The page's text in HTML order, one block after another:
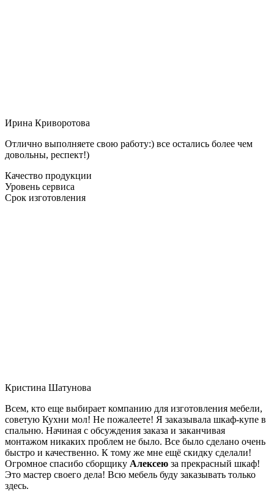
Ирина Криворотова
Отлично выполняете свою работу:) все остались более чем
довольны, респект!)
Качество продукции
Уровень сервиса
Срок изготовления
Кристина Шатунова
Всем, кто еще выбирает компанию для изготовления мебели,
советую Кухни мол! Не пожалеете! Я заказывала шкаф-купе в
спальню. Начиная с обсуждения заказа и заканчивая
монтажом никаких проблем не было. Все было сделано очень
быстро и качественно. К тому же мне ещё скидку сделали!
Огромное спасибо сборщику Алексею за прекрасный шкаф!
Это мастер своего дела! Всю мебель буду заказывать только
здесь.